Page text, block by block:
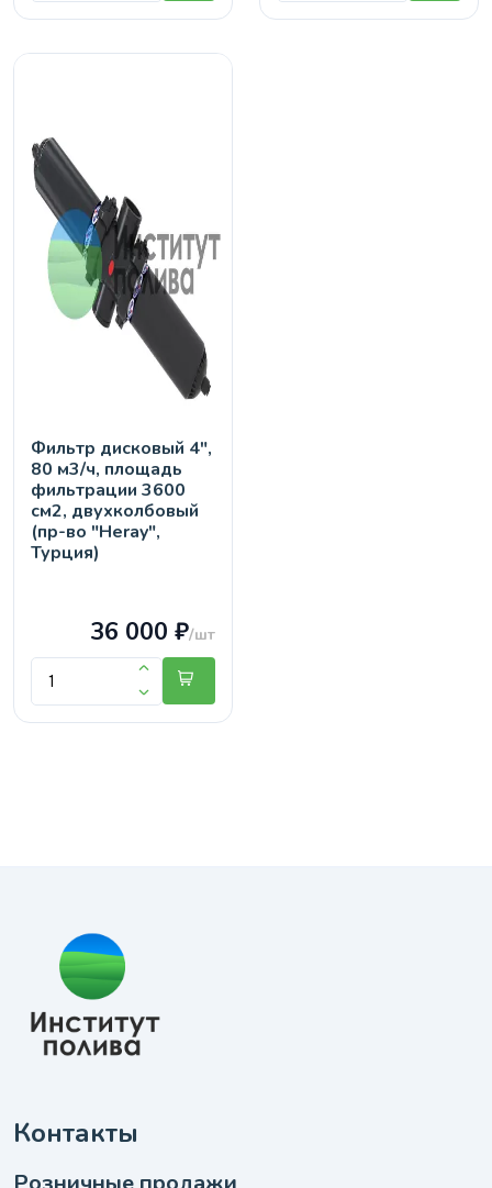
Фильтр дисковый 4",
80 м3/ч, площадь
фильтрации 3600
см2, двухколбовый
(пр-во "Heray",
Турция)
36 000 ₽/шт
Контакты